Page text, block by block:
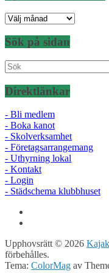
Nyheter
datum
Sök på sidan
Direktlänkar
- Bli medlem
- Boka kanot
- Skolverksamhet
- Företagsarrangemang
- Uthyrning lokal
- Kontakt
- Login
- Städschema klubbhuset
Upphovsrätt © 2026
förbehålles.
Tema: ColorMag av